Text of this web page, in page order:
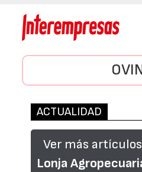
ACTUALIDAD
Ver más
Lonja